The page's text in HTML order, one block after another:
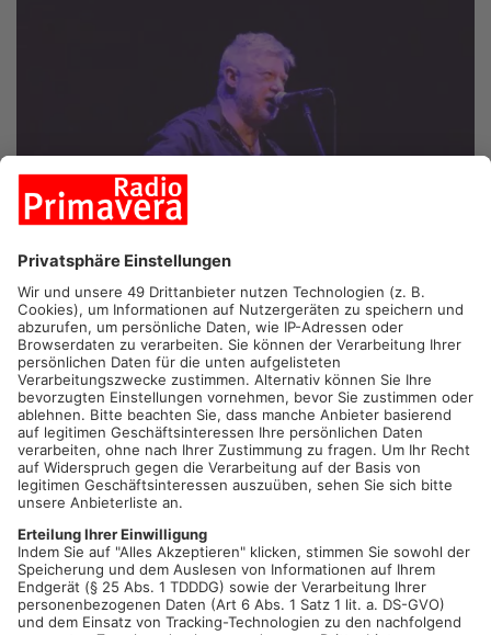
Live im Museumshof: Es gibt noch Karten für das Konzert am
15. Juli
Viele Gäste hatten sich eine Wiederholung gewünscht, jetzt
kann die Kultourismusabteilung der Stadt Gelnhausen diesem
Wunsch nachkommen: Im Rahmen der Reihe „Live im
Museumshof“ begeistert am Freitag, 15. Juli 2022, ab 19 Uhr
(Einlass ab 18 Uhr) Paddy Schmidt sein Publikum im Hof des
Gelnhäuser Museums (Stadtschreiberei 3, am Obermarkt). Der
Frontmann der bekannten Irish-Folk-Band „Paddy Goes To
Holyhead“, ist nicht nur ein charismatischer Sänger, sondern
auch ein hervorragender Mundharmonikaspieler. Aber Paddy
Schmidt unterhält bei seinen Solo-Auftritten nicht nur bestens
mit seiner vorzüglichen Musikauswahl, sondern auch mit
seinen Ansagen.